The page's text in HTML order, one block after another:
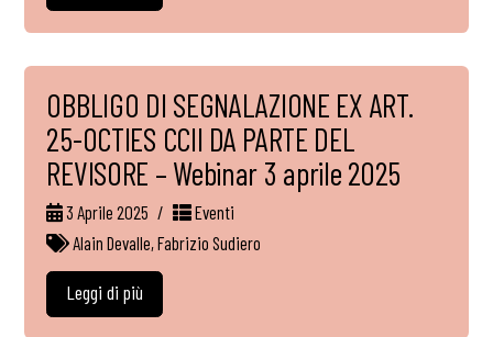
OBBLIGO DI SEGNALAZIONE EX ART.
25-OCTIES CCII DA PARTE DEL
REVISORE – Webinar 3 aprile 2025
3 Aprile 2025
Eventi
Alain Devalle,Fabrizio Sudiero
Leggi di più